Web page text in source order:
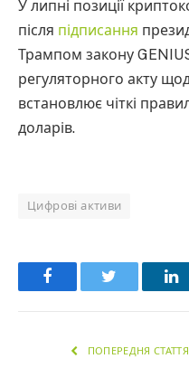
У липні позиції
після підписання
Трампом закону
регуляторного акту
встановлює чіткі
доларів.
Цифрові активи
Facebook
ПОПЕРЕДНЯ СТАТТЯ